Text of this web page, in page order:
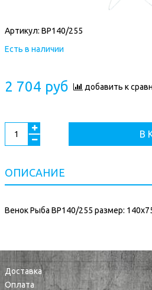
Артикул: ВР140/255
Есть в наличии
2 704 руб добавить к
В
ОПИСАНИЕ
Венок Рыба ВР140/255 размер:
Доставка
Оплата